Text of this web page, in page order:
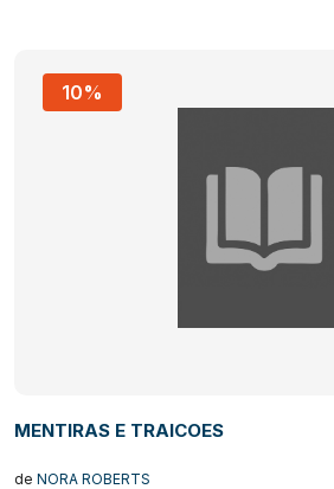
10%
MENTIRAS E TRAICOES
de NORA ROBERTS